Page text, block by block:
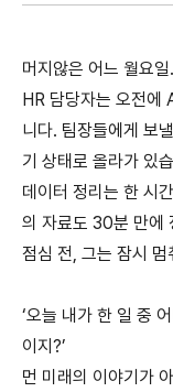
머지않은 어느 월요일.
HR 담당자는 오전에
니다. 팀장들에게 보
기 상태로 올라가 있
데이터 정리는 한 시
의 자료도 30분 만에
점심 전, 그는 잠시 멈
‘오늘 내가 한 일 중
이지?’
먼 미래의 이야기가